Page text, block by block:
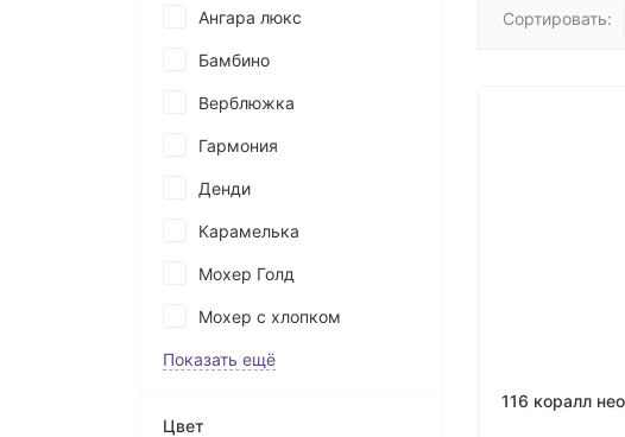
Сортировать:
116 коралл
Ангара люкс
Бамбино
Верблюжка
Гармония
Денди
Карамелька
Мохер Голд
Мохер с хлопком
Показать ещё
Цвет